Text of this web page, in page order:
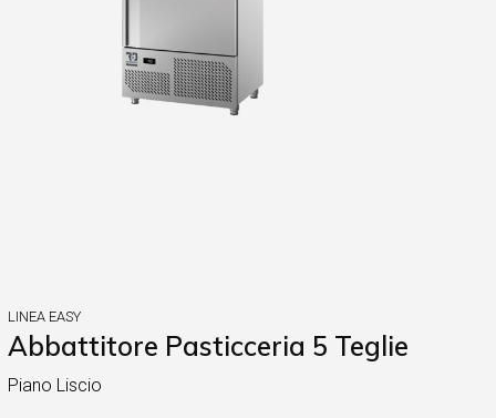
LINEA EASY
Abbattitore Pasticceria 5 Teglie
Piano Liscio